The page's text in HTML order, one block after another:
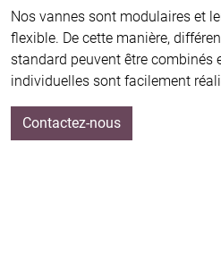
Nos vannes sont modulaires et
flexible. De cette manière,
standard peuvent être combinés
individuelles sont facilement
Contactez-nous